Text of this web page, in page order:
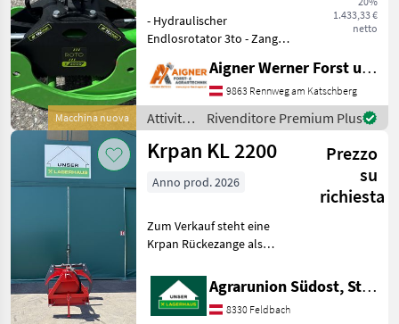
Macchina nuova
1.433,33 €
netto
- Hydraulischer
Endlosrotator 3to - Zange
Attività forestali e
lavorazione del legno Pinze
per tronchi
Aigner Werner Forst und Agrartechnik
9863 Rennweg am Katschberg
Attività
forestali
e
del
Hofman
Rivenditore Premium Plus
Krpan KL 2200
Prezzo
su
richiesta
Anno prod. 2026
Zum Verkauf steht eine
Krpan Rückezange als
Rückezange zeichnet sich
durch ihre schwenkbare
Funktionalität und die
Agrarunion Südost, Standort Gniebing
8330 Feldbach